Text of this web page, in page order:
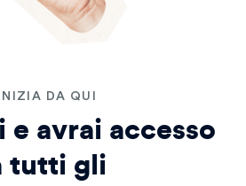
INIZIA DA QUI
e avrai accesso
tutti gli